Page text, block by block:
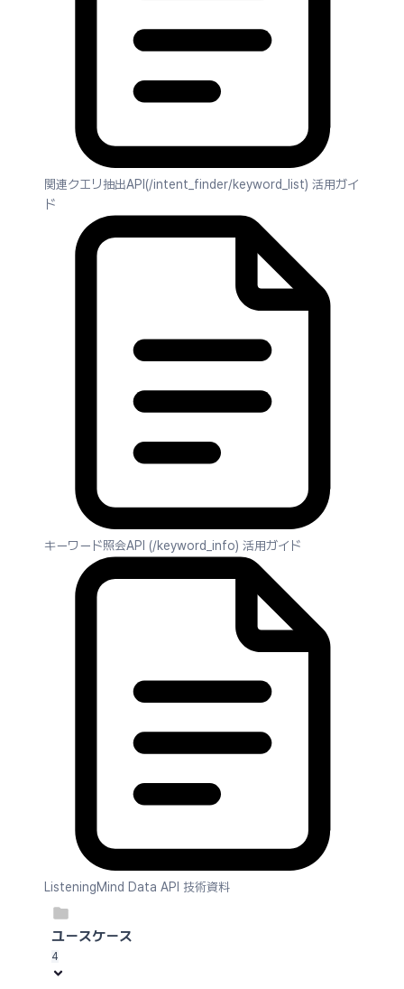
関連クエリ抽出API(/intent_finder/keyword_list) 活用ガイ
ド
キーワード照会API (/keyword_info) 活用ガイド
ListeningMind Data API 技術資料
ユースケース
4